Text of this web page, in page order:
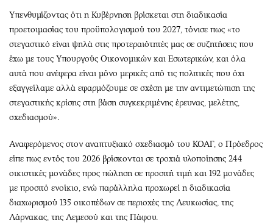
Υπενθυμίζοντας ότι η Κυβέρνηση βρίσκεται στη διαδικασία
προετοιμασίας του προϋπολογισμού του 2027, τόνισε πως «το
στεγαστικό είναι ψηλά στις προτεραιότητές μας σε συζητήσεις που
έχω με τους Υπουργούς Οικονομικών και Εσωτερικών, και όλα
αυτά που ανέφερα είναι μόνο μερικές από τις πολιτικές που όχι
εξαγγείλαμε αλλά εφαρμόζουμε σε σχέση με την αντιμετώπιση της
στεγαστικής κρίσης στη βάση συγκεκριμένης έρευνας, μελέτης,
σχεδιασμού».
Αναφερόμενος στον αναπτυξιακό σχεδιασμό του ΚΟΑΓ, ο Πρόεδρος
είπε πως εντός του 2026 βρίσκονται σε τροχιά υλοποίησης 244
οικιστικές μονάδες προς πώληση σε προσιτή τιμή και 192 μονάδες
με προσιτό ενοίκιο, ενώ παράλληλα προχωρεί η διαδικασία
διαχωρισμού 135 οικοπέδων σε περιοχές της Λευκωσίας, της
Λάρνακας, της Λεμεσού και της Πάφου.